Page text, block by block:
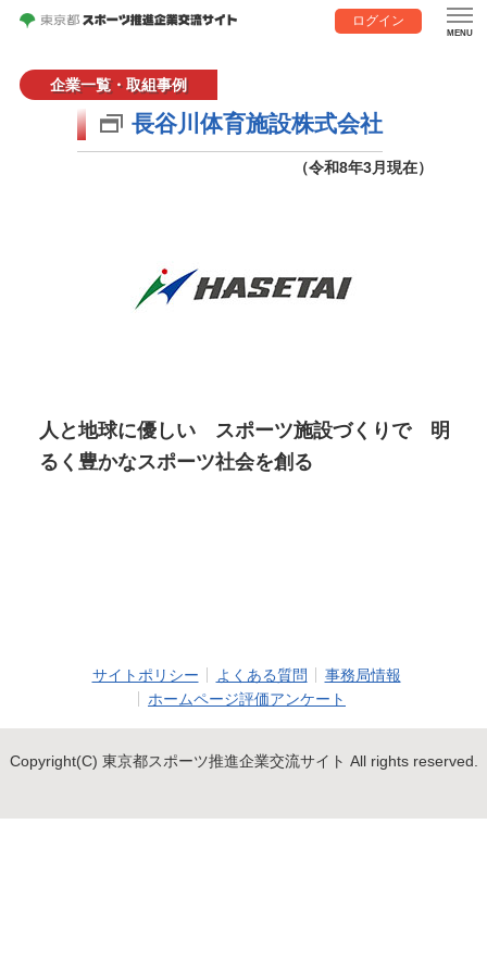
ログイン
企業一覧・取組事例
長谷川体育施設株式会社
（令和8年3月現在）
人と地球に優しい スポーツ施設づくりで 明
るく豊かなスポーツ社会を創る
サイトポリシー よくある質問
事務局情報
ホームページ評価アンケート
Copyright(C) 東京都スポーツ推進企業交流サイト All rights reserved.